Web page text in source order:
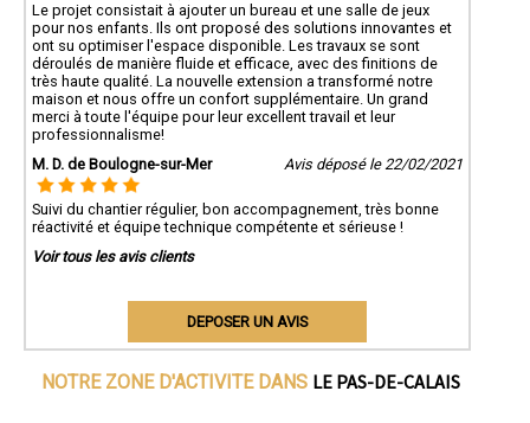
Le projet consistait à ajouter un bureau et une salle de jeux
pour nos enfants. Ils ont proposé des solutions innovantes et
ont su optimiser l'espace disponible. Les travaux se sont
déroulés de manière fluide et efficace, avec des finitions de
très haute qualité. La nouvelle extension a transformé notre
maison et nous offre un confort supplémentaire. Un grand
merci à toute l'équipe pour leur excellent travail et leur
professionnalisme!
M. D. de Boulogne-sur-Mer
Avis déposé le 22/02/2021
Suivi du chantier régulier, bon accompagnement, très bonne
réactivité et équipe technique compétente et sérieuse !
Voir tous les avis clients
DEPOSER UN AVIS
NOTRE ZONE D'ACTIVITE DANS LE PAS-DE-CALAIS